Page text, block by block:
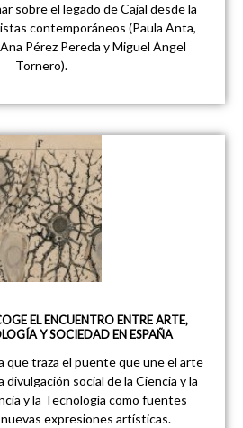
sobre el legado de Cajal desde la
contemporáneos (Paula Anta,
Pérez Pereda y Miguel Ángel
Tornero).
EL ENCUENTRO ENTRE ARTE,
Y SOCIEDAD EN ESPAÑA
que traza el puente que une el arte
divulgación social de la Ciencia y la
y la Tecnología como fuentes
expresiones artísticas.